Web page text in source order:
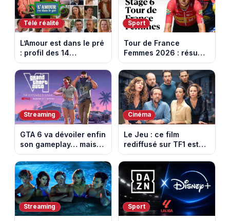
Télé réalité
L’Amour est dans le pré
: profil des 14
agriculteurs, speed
dating inédit et de
nouvelles histoires
d’amour
Sport
Tour de France
Femmes 2026 : résumé
vidéo de la 6e étape
entre Montbrison et
Tournon-sur-Rhône
Streaming
GTA 6 va dévoiler enfin
son gameplay… mais
d’abord sur Netflix
Cinéma
Le Jeu : ce film
rediffusé sur TF1 est
adapté d’un succès
italien devenu un
phénomène mondial
Streaming Sport